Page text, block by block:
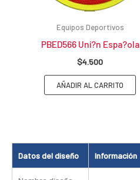
Datos del diseño Información
Equipos Deportivos
PBED566 Uni?n Espa?ola
$4.500
AÑADIR AL CARRITO